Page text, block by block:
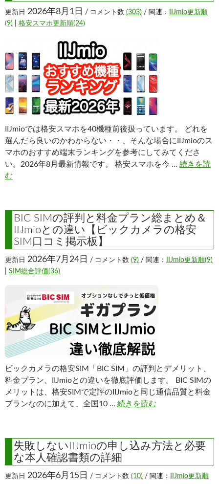
更新日 2026年8月1日 / コメント数 (303) / 関連：
IIJmio更新順
(9)
格安スマホ更新順(24)
IIJmioでは格安スマホを40機種前後扱っています。 どれを
選んだら良いのかわからない・・、そんな場合にIIJmioのス
マホのおすすめ端末ランキングを参考にしてみてくださ
い。2026年8月最新情報です。 格安スマホを今 … 続きを読
む
BIC SIMの評判と料金プラン総まとめ＆
IIJmioとの違い【ビックカメラの格安
SIM口コミ掲示板】
更新日 2026年7月24日 / コメント数 (9) / 関連：
IIJmio更新順(9)
SIM総合評価(36)
ビックカメラの格安SIM「BIC SIM」の評判とデメリット、
料金プラン、IIJmioとの違いを徹底評価します。 BIC SIMの
メリットは、格安SIMで定評のIIJmioと同じ通信品質と料金
プランなのに加えて、全国10 … 続きを読む
失敗しないIIJmioの申し込み方法と必要
な本人確認書類の詳細
更新日 2026年6月15日 / コメント数 (10) / 関連： IIJmio更新順